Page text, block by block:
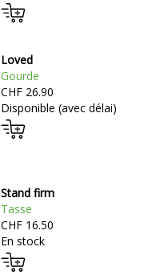
Loved
Gourde
CHF 26.90
Disponible (avec délai)
Stand firm
Tasse
CHF 16.50
En stock